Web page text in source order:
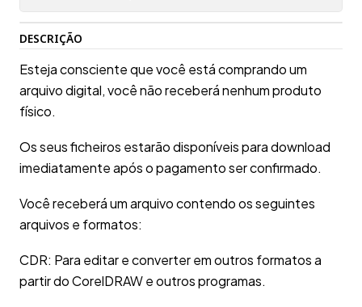
DESCRIÇÃO
Esteja consciente que você está comprando um
arquivo digital, você não receberá nenhum produto
físico.
Os seus ficheiros estarão disponíveis para download
imediatamente após o pagamento ser confirmado.
Você receberá um arquivo contendo os seguintes
arquivos e formatos:
CDR: Para editar e converter em outros formatos a
partir do CorelDRAW e outros programas.